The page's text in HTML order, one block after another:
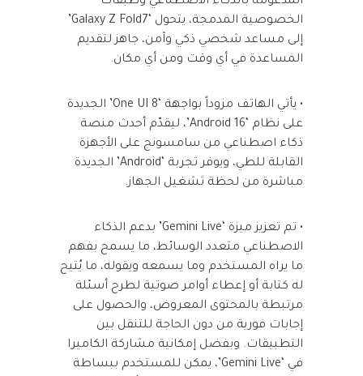
الخصوصية المدمجة، يتحول ‘Galaxy Z Fold7’
إلى مساعد شخصي ذكي وآمن، جاهز لتقديم
المساعدة في أي وقت ومن أي مكان.
• يأتي الهاتف مزوداً بواجهة ‘One UI 8’ الجديدة
على نظام ‘Android 16’، ليقدّم أحدث منصة
ذكاء اصطناعي من سامسونج على الأجهزة
القابلة للطي، ويوفر تجربة ‘Android’ الجديدة
مباشرة من لحظة تشغيل الجهاز.
• تم تعزيز ميزة ‘Gemini Live’ بدعم الذكاء
الاصطناعي متعدد الوسائط، ما يسمح بفهم
ما يراه المستخدم وما يسمعه ويقوله، ما يُتيح
له كتابة أو إعطاء أوامر صوتية لطرح أسئلة
مرتبطة بالمحتوى المعروض، والحصول على
إجابات فورية من دون الحاجة للتنقل بين
التطبيقات. وبفضل إمكانية مشاركة الكاميرا
في ‘Gemini Live’، يمكن للمستخدم ببساطة